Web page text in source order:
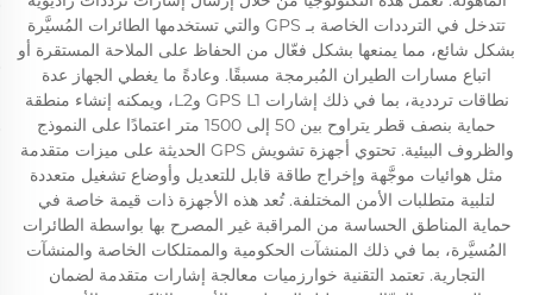
تتدخل في الترددات الخاصة بـ GPS والتي تستخدمها الطائرات المُسيَّرة
بشكل شائع، مما يمنعها بشكل فعّال من الحفاظ على الملاحة المستقرة أو
اتباع مسارات الطيران المُبرمجة مسبقًا. وعادةً ما يغطي الجهاز عدة
نطاقات ترددية، بما في ذلك إشارات GPS L1 وL2، ويمكنه إنشاء منطقة
حماية بنصف قطر يتراوح بين 50 إلى 1500 متر اعتمادًا على النموذج
والظروف البيئية. تحتوي أجهزة تشويش GPS الحديثة على ميزات متقدمة
مثل هوائيات موجَّهة وإخراج طاقة قابل للتعديل وأوضاع تشغيل متعددة
لتلبية متطلبات الأمن المختلفة. تُعد هذه الأجهزة ذات قيمة خاصة في
حماية المناطق الحساسة من المراقبة غير المصرح بها بواسطة الطائرات
المُسيَّرة، بما في ذلك المنشآت الحكومية والممتلكات الخاصة والمنشآت
التجارية. تعتمد التقنية خوارزميات معالجة إشارات متقدمة لضمان